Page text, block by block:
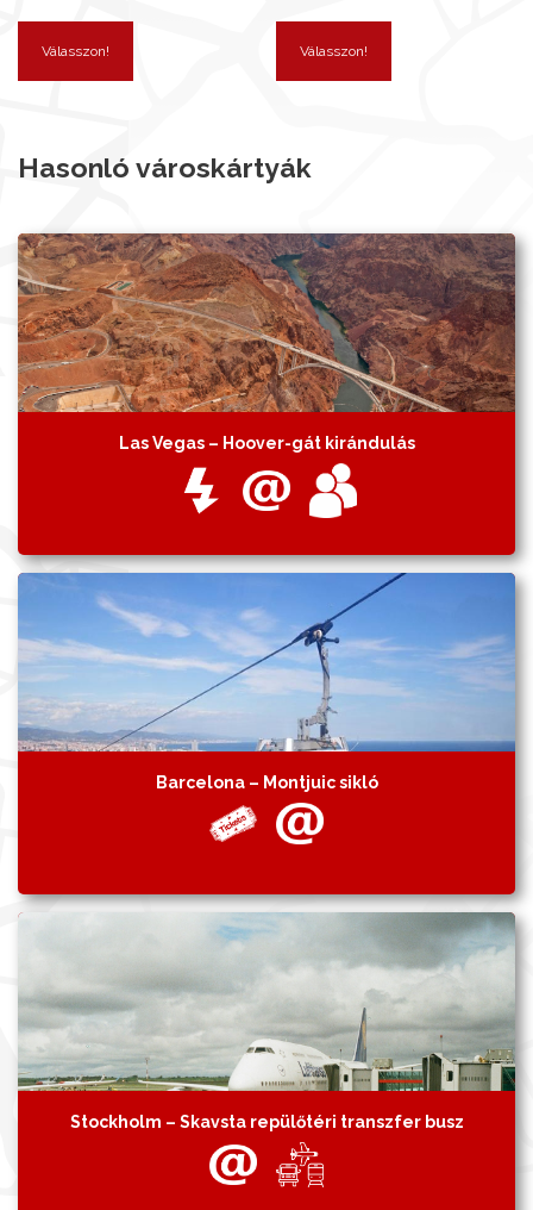
Válasszon! Válasszon!
Hasonló városkártyák
Las Vegas – Hoover-gát kirándulás
Barcelona – Montjuic sikló
Stockholm – Skavsta repülőtéri transzfer busz